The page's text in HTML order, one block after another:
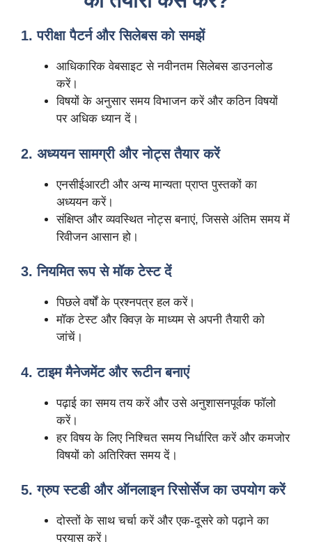
1. परीक्षा पैटर्न और सिलेबस को समझें
आधिकारिक वेबसाइट से नवीनतम सिलेबस डाउनलोड
करें।
विषयों के अनुसार समय विभाजन करें और कठिन विषयों
पर अधिक ध्यान दें।
2. अध्ययन सामग्री और नोट्स तैयार करें
एनसीईआरटी और अन्य मान्यता प्राप्त पुस्तकों का
अध्ययन करें।
संक्षिप्त और व्यवस्थित नोट्स बनाएं, जिससे अंतिम समय में
रिवीजन आसान हो।
3. नियमित रूप से मॉक टेस्ट दें
पिछले वर्षों के प्रश्नपत्र हल करें।
मॉक टेस्ट और क्विज़ के माध्यम से अपनी तैयारी को
जांचें।
4. टाइम मैनेजमेंट और रूटीन बनाएं
पढ़ाई का समय तय करें और उसे अनुशासनपूर्वक फॉलो
करें।
हर विषय के लिए निश्चित समय निर्धारित करें और कमजोर
विषयों को अतिरिक्त समय दें।
5. ग्रुप स्टडी और ऑनलाइन रिसोर्सेज का उपयोग करें
दोस्तों के साथ चर्चा करें और एक-दूसरे को पढ़ाने का
प्रयास करें।